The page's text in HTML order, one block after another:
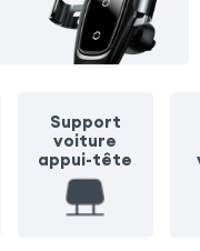
Support
voiture
appui-tête